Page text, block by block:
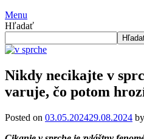
Menu
Hľadať
Nikdy necikajte v
varuje, čo potom
Posted on 03.05.202429.08.2024 by